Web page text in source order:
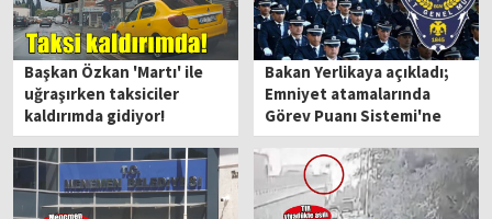
Başkan Özkan 'Martı' ile
uğraşırken taksiciler
kaldırımda gidiyor!
Bakan Yerlikaya açıkladı;
Emniyet atamalarında
Görev Puanı Sistemi'ne
geçildi